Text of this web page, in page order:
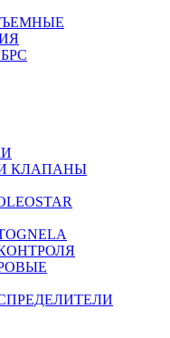
КЛАПАНЫ